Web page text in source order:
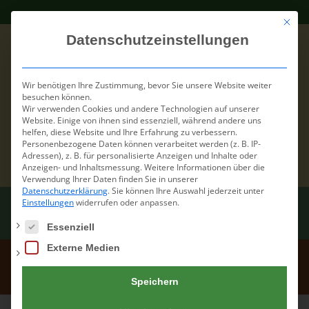
Donor Dashboard
Mit
Datenschutzeinstellungen
Wir benötigen Ihre Zustimmung, bevor Sie unsere Website weiter
besuchen können.
Wir verwenden Cookies und andere Technologien auf unserer
Website. Einige von ihnen sind essenziell, während andere uns
helfen, diese Website und Ihre Erfahrung zu verbessern.
Personenbezogene Daten können verarbeitet werden (z. B. IP-
Adressen), z. B. für personalisierte Anzeigen und Inhalte oder
Anzeigen- und Inhaltsmessung.Weitere Informationen über die
Verwendung Ihrer Daten finden Sie in unserer
Datenschutzerklärung.Sie können Ihre Auswahl jederzeit unter
Einstellungenwiderrufen oder anpassen.
Es folgt eine Liste der Service-Gruppen, für die eine
Essenziell
Externe Medien
Speichern